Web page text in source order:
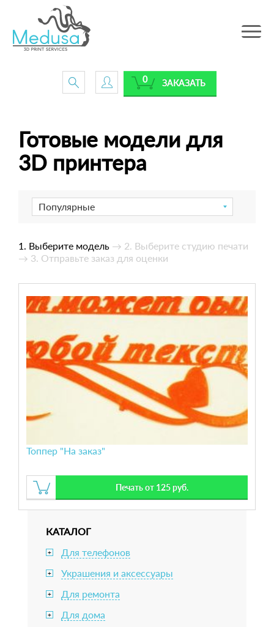
Toggle
ЗАКАЗАТЬ
0
Готовые модели для
3D принтера
Популярные
1. Выберите модель → 2. Выберите студию печати
→ 3. Отправьте заказ для оценки
Топпер "На заказ"
Печать от 125 руб.
КАТАЛОГ
+ Для телефонов
+ Украшения и аксессуары
+ Для ремонта
+ Для дома